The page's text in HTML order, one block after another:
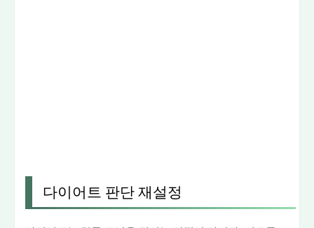
다이어트 판단 재설정